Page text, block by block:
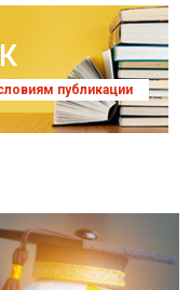
публикации